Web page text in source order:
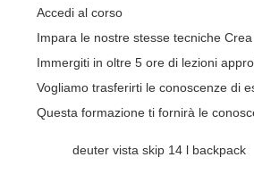
Accedi al corso
Impara le nostre stesse tecniche
Immergiti in oltre 5 ore di lezioni
Vogliamo trasferirti le conoscenze di
Questa formazione ti fornirà le
deuter vista skip 14 l backpack